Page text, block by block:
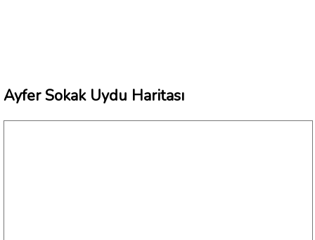
Ayfer Sokak Uydu Haritası